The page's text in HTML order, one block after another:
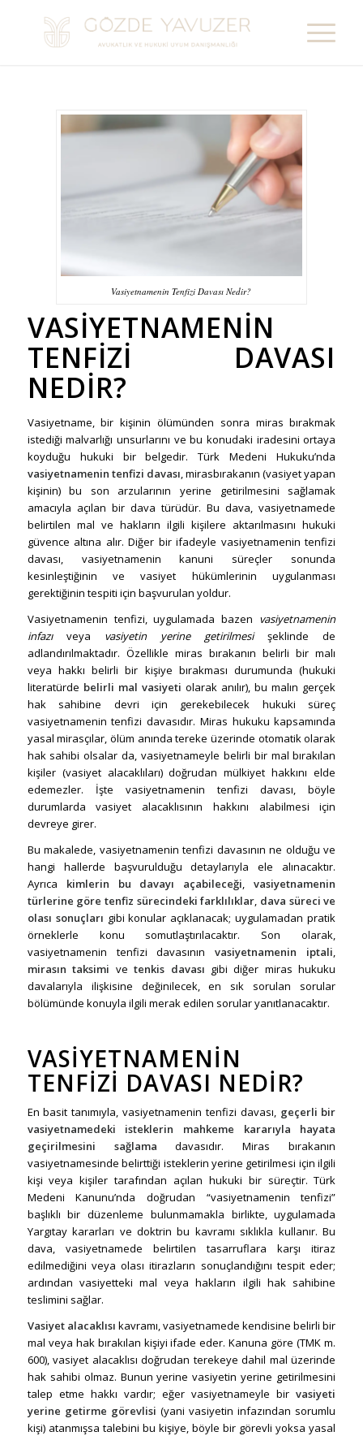
Vasiyetnamenin Tenfizi Davası Nedir?
VASIYETNAMENIN
TENFIZI DAVASI
NEDIR?
Vasiyetname, bir kişinin ölümünden sonra miras bırakmak
istediği malvarlığı unsurlarını ve bu konudaki iradesini ortaya
koyduğu hukuki bir belgedir. Türk Medeni Hukuku’nda
vasiyetnamenin tenfizi davası, mirasbırakanın (vasiyet yapan
kişinin) bu son arzularının yerine getirilmesini sağlamak
amacıyla açılan bir dava türüdür. Bu dava, vasiyetnamede
belirtilen mal ve hakların ilgili kişilere aktarılmasını hukuki
güvence altına alır. Diğer bir ifadeyle vasiyetnamenin tenfizi
davası, vasiyetnamenin kanuni süreçler sonunda
kesinleştiğinin ve vasiyet hükümlerinin uygulanması
gerektiğinin tespiti için başvurulan yoldur.
Vasiyetnamenin tenfizi, uygulamada bazen vasiyetnamenin
infazıveya vasiyetin yerine getirilmesişeklinde de
adlandırılmaktadır. Özellikle miras bırakanın belirli bir malı
veya hakkı belirli bir kişiye bırakması durumunda (hukuki
literatürde belirli mal vasiyeti olarak anılır), bu malın gerçek
hak sahibine devri için gerekebilecek hukuki süreç
vasiyetnamenin tenfizi davasıdır. Miras hukuku kapsamında
yasal mirasçılar, ölüm anında tereke üzerinde otomatik olarak
hak sahibi olsalar da, vasiyetnameyle belirli bir mal bırakılan
kişiler (vasiyet alacaklıları) doğrudan mülkiyet hakkını elde
edemezler. İşte vasiyetnamenin tenfizi davası, böyle
durumlarda vasiyet alacaklısının hakkını alabilmesi için
devreye girer.
Bu makalede, vasiyetnamenin tenfizi davasının ne olduğu ve
hangi hallerde başvurulduğu detaylarıyla ele alınacaktır.
Ayrıca kimlerin bu davayı açabileceği,vasiyetnamenin
türlerine göre tenfiz sürecindeki farklılıklar, dava süreci ve
olası sonuçları gibi konular açıklanacak; uygulamadan pratik
örneklerle konu somutlaştırılacaktır. Son olarak,
vasiyetnamenin tenfizi davasınınvasiyetnamenin iptali,
mirasın taksimi vetenkis davası gibi diğer miras hukuku
davalarıyla ilişkisine değinilecek, en sık sorulan sorular
bölümünde konuyla ilgili merak edilen sorular yanıtlanacaktır.
VASIYETNAMENIN
TENFIZI DAVASI NEDIR?
En basit tanımıyla, vasiyetnamenin tenfizi davası, geçerli bir
vasiyetnamedeki isteklerin mahkeme kararıyla hayata
geçirilmesini sağlama davasıdır. Miras bırakanın
vasiyetnamesinde belirttiği isteklerin yerine getirilmesi için ilgili
kişi veya kişiler tarafından açılan hukuki bir süreçtir. Türk
Medeni Kanunu’nda doğrudan “vasiyetnamenin tenfizi”
başlıklı bir düzenleme bulunmamakla birlikte, uygulamada
Yargıtay kararları ve doktrin bu kavramı sıklıkla kullanır. Bu
dava, vasiyetnamede belirtilen tasarruflara karşı itiraz
edilmediğini veya olası itirazların sonuçlandığını tespit eder;
ardından vasiyetteki mal veya hakların ilgili hak sahibine
teslimini sağlar.
Vasiyet alacaklısı kavramı, vasiyetnamede kendisine belirli bir
mal veya hak bırakılan kişiyi ifade eder. Kanuna göre (TMK m.
600), vasiyet alacaklısı doğrudan terekeye dahil mal üzerinde
hak sahibi olmaz. Bunun yerine vasiyetin yerine getirilmesini
talep etme hakkı vardır; eğer vasiyetnameyle birvasiyeti
yerine getirme görevlisi (yani vasiyetin infazından sorumlu
kişi) atanmışsa talebini bu kişiye, böyle bir görevli yoksa yasal